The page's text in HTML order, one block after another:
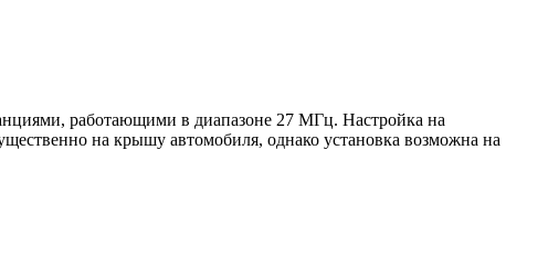
работающими в диапазоне 27 МГц. Настройка на
на крышу автомобиля, однако установка возможна на